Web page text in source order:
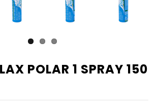
POLAR 1 SPRAY 150